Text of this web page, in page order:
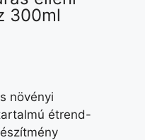
300ml
növényi
étrend-